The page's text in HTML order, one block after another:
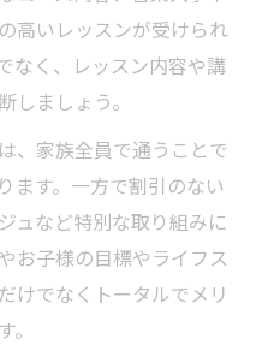
高いレッスンが受けられ
なく、レッスン内容や講
しましょう。
、家族全員で通うことで
ます。一方で割引のない
ュなど特別な取り組みに
お子様の目標やライフス
けでなくトータルでメリ